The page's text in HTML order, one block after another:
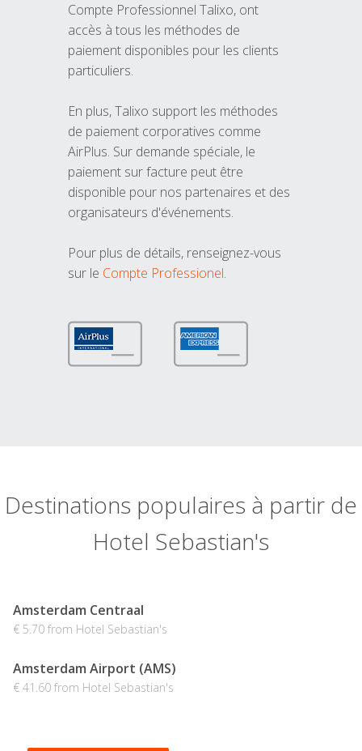
Compte Professionnel Talixo, ont
accès à tous les méthodes de
paiement disponibles pour les clients
particuliers.
En plus, Talixo support les méthodes
de paiement corporatives comme
AirPlus. Sur demande spéciale, le
paiement sur facture peut être
disponible pour nos partenaires et des
organisateurs d'événements.
Pour plus de détails, renseignez-vous
sur le Compte Professionel.
Destinations populaires à partir de
Hotel Sebastian's
Amsterdam Centraal
€ 5.70 from Hotel Sebastian's
Amsterdam Airport (AMS)
€ 41.60 from Hotel Sebastian's